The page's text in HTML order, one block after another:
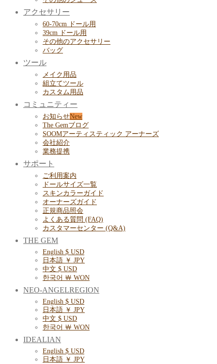
アクセサリー
60-70cm ドール用
39cm ドール用
その他のアクセサリー
バッグ
ツール
メイク用品
組立てツール
カスタム用品
コミュニティー
お知らせ
The Gemブログ
SOOMアーティスティック アーナーズ
会社紹介
業務提携
サポート
ご利用案内
ドールサイズ一覧
スキンカラーガイド
オーナーズガイド
正規商品照会
よくある質問 (FAQ)
カスタマーセンター (Q&A)
THE GEM
English $ USD
日本語 ￥ JPY
中文 $ USD
한국어 ￦ WON
NEO-ANGELREGION
English $ USD
日本語 ￥ JPY
中文 $ USD
한국어 ￦ WON
IDEALIAN
English $ USD
日本語 ￥ JPY